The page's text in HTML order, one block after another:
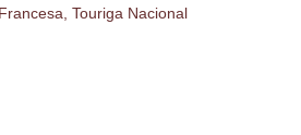
Touriga Nacional